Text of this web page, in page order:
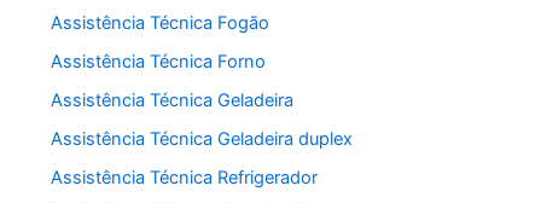
Assistência Técnica Fogão
Assistência Técnica Forno
Assistência Técnica Geladeira
Assistência Técnica Geladeira duplex
Assistência Técnica Refrigerador